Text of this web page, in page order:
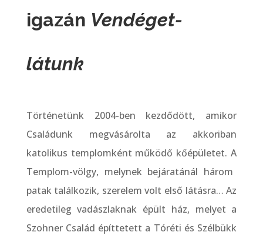
igazán Vendéget-
látunk
Történetünk 2004-ben kezdődött, amikor
Családunk megvásárolta az akkoriban
katolikus templomként működő kőépületet. A
Templom-völgy, melynek bejáratánál három
patak találkozik, szerelem volt első látásra… Az
eredetileg vadászlaknak épült ház, melyet a
Szohner Család építtetett a Tóréti és Szélbükk